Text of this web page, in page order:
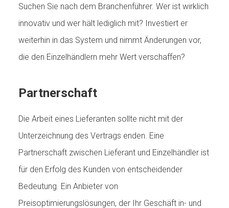
Suchen Sie nach dem Branchenführer. Wer ist wirklich
innovativ und wer hält lediglich mit? Investiert er
weiterhin in das System und nimmt Änderungen vor,
die den Einzelhändlern mehr Wert verschaffen?
Partnerschaft
Die Arbeit eines Lieferanten sollte nicht mit der
Unterzeichnung des Vertrags enden. Eine
Partnerschaft zwischen Lieferant und Einzelhändler ist
für den Erfolg des Kunden von entscheidender
Bedeutung. Ein Anbieter von
Preisoptimierungslösungen, der Ihr Geschäft in- und